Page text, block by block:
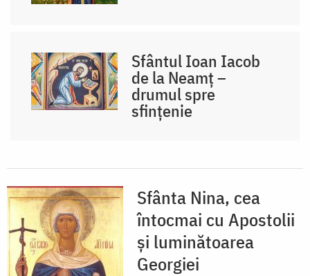
Sfântul Ioan Iacob
de la Neamț –
drumul spre
sfințenie
Sfânta Nina, cea
întocmai cu Apostolii
și luminătoarea
Georgiei